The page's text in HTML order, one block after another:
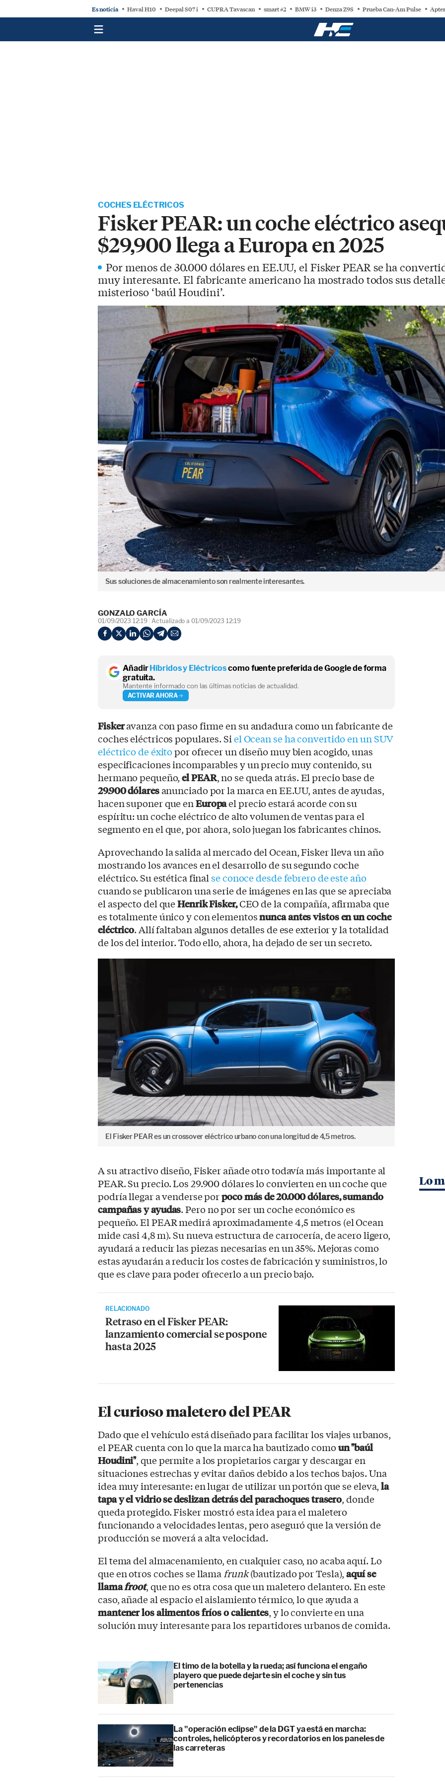
Es noticia Haval H10 Deepal S07 i CUPRA Tavascan smart #2 BMW i3 Denza Z9S Prueba Can-Am Pulse
COCHES ELÉCTRICOS
Fisker PEAR: un coche eléctrico
$29,900 llega a Europa en 2025
Por menos de 30.000 dólares en EE.UU, el Fisker PEAR se ha
muy interesante. El fabricante americano ha mostrado todos sus
misterioso ‘baúl Houdini’.
Sus soluciones de almacenamiento son realmente interesantes.
GONZALO GARCÍA
01/09/2023 12:19 Actualizado a 01/09/2023 12:19
Añadir Híbridos y Eléctricoscomo fuente preferida de Google de forma
gratuita.
Mantente informado con las últimas noticias de actualidad.
ACTIVAR AHORA
Fiskeravanza con paso firme en su andadura como un fabricante de
coches eléctricos populares. Siel Ocean se ha convertido en un SUV
eléctrico de éxitopor ofrecer un diseño muy bien acogido, unas
especificaciones incomparables y un precio muy contenido, su
hermano pequeño,el PEAR, no se queda atrás. El precio base de
29.900 dólaresanunciado por la marca en EE.UU, antes de ayudas,
hacen suponer que enEuropael precio estará acorde con su
espíritu: un coche eléctrico de alto volumen de ventas para el
segmento en el que, por ahora, solo juegan los fabricantes chinos.
Aprovechando la salida al mercado del Ocean, Fisker lleva un año
mostrando los avances en el desarrollo de su segundo coche
eléctrico. Su estética finalse conoce desde febrero de este año
cuando se publicaron una serie de imágenes en las que se apreciaba
el aspecto del queHenrik Fisker,CEO de la compañía, afirmaba que
es totalmente único y con elementosnunca antes vistos en un coche
eléctrico. Allí faltaban algunos detalles de ese exterior y la totalidad
de los del interior. Todo ello, ahora, ha dejado de ser un secreto.
El Fisker PEAR es un crossover eléctrico urbano con una longitud de 4,5 metros.
A su atractivo diseño, Fisker añade otro todavía más importante al
PEAR. Su precio. Los 29.900 dólares lo convierten en un coche que
podría llegar a venderse porpoco más de 20.000 dólares, sumando
campañas y ayudas. Pero no por ser un coche económico es
pequeño. El PEAR medirá aproximadamente 4,5 metros (el Ocean
mide casi 4,8 m). Su nueva estructura de carrocería, de acero ligero,
ayudará a reducir las piezas necesarias en un 35%. Mejoras como
estas ayudarán a reducir los costes de fabricación y suministros, lo
que es clave para poder ofrecerlo a un precio bajo.
RELACIONADO
Retraso en el Fisker PEAR:
lanzamiento comercial se pospone
hasta 2025
El curioso maletero del PEAR
Dado que el vehículo está diseñado para facilitar los viajes urbanos,
el PEAR cuenta con lo que la marca ha bautizado comoun "baúl
Houdini", que permite a los propietarios cargar y descargar en
situaciones estrechas y evitar daños debido a los techos bajos. Una
idea muy interesante: en lugar de utilizar un portón que se eleva,la
tapa y el vidrio se deslizan detrás del parachoquestrasero, donde
queda protegido. Fisker mostró esta idea para el maletero
funcionando a velocidades lentas, pero aseguró que la versión de
producción se moverá a alta velocidad.
El tema del almacenamiento, en cualquier caso, no acaba aquí. Lo
que en otros coches se llama frunk(bautizado por Tesla),aquí se
llamafroot, que no es otra cosa que un maletero delantero. En este
caso, añade al espacio el aislamiento térmico, lo que ayuda a
mantener los alimentos fríos o calientes, y lo convierte en una
solución muy interesante para los repartidores urbanos de comida.
El timo de la botella y la rueda; así funciona el engaño
playero que puede dejarte sin el coche y sin tus
pertenencias
La "operación eclipse" de la DGT ya está en marcha:
controles, helicópteros y recordatorios en los paneles de
las carreteras
Lo